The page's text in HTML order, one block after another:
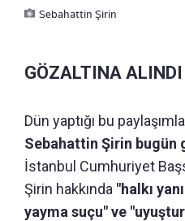
Sebahattin Şirin
GÖZALTINA ALINDI
Dün yaptığı bu
Sebahattin Şirin bugün
İstanbul Cumhuriyet
Şirin hakkında "halkı
yayma suçu" ve